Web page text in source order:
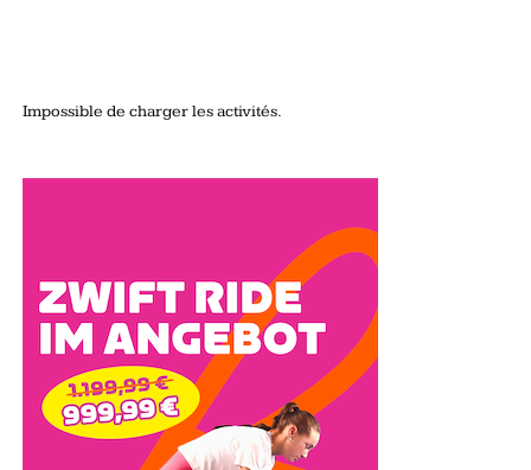
Impossible de charger les activités.